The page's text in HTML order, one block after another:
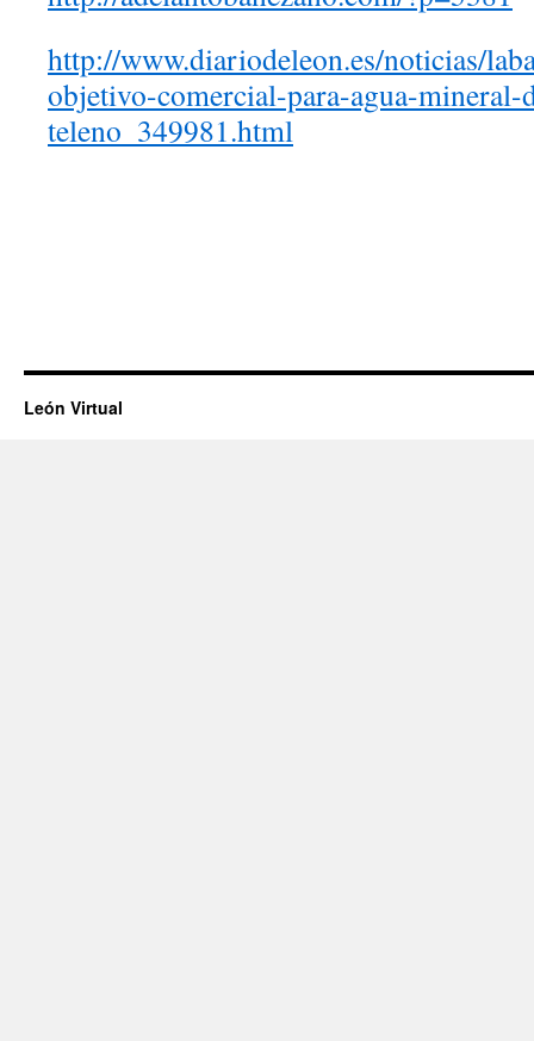
http://www.diariodeleon.es/noticias/
objetivo-comercial-para-agua-mineral-
teleno_349981.html
León Virtual